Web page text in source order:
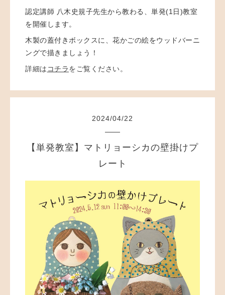
認定講師 八木史規子先生から教わる、単発(1日)教室
を開催します。
木製の蓋付きボックスに、花かごの絵をウッドバーニ
ングで描きましょう！
詳細は コチラをご覧ください。
2024/04/22
【単発教室】マトリョーシカの壁掛けプ
レート